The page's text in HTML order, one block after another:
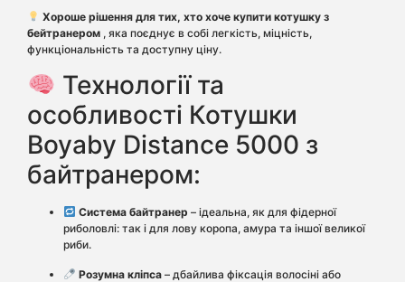
Хороше рішення для тих, хто хоче купити котушку з
бейтранером , яка поєднує в собі легкість, міцність,
функціональність та доступну ціну.
Технології та
особливості Котушки
Boyaby Distance 5000 з
байтранером:
Система байтранер – ідеальна, як для фідерної
риболовлі: так і для лову коропа, амура та іншої великої
риби.
Розумна кліпса– дбайлива фіксація волосіні або